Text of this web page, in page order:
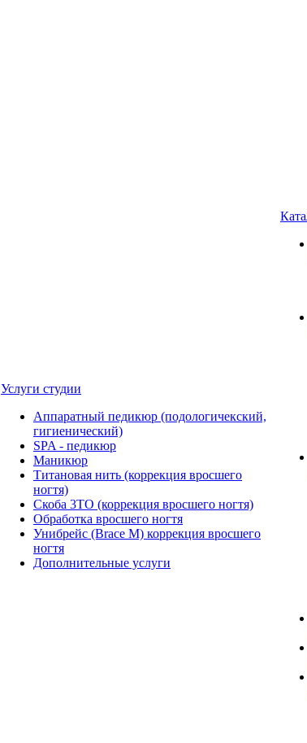
Услуги студии
Аппаратный педикюр (подологичекский,
гигиенический)
SPA - педикюр
Маникюр
Титановая нить (коррекция вросшего
ногтя)
Скоба 3ТО (коррекция вросшего ногтя)
Обработка вросшего ногтя
Унибрейс (Brace M) коррекция вросшего
ногтя
Дополнительные услуги